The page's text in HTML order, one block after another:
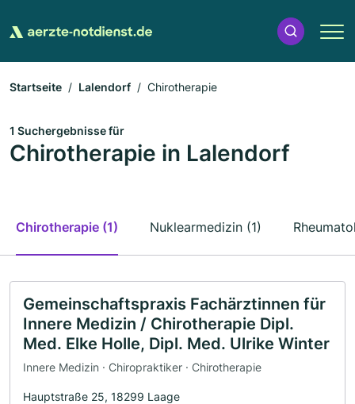
Startseite Lalendorf Chirotherapie
1 Suchergebnisse für
Chirotherapie in Lalendorf
Chirotherapie (1) Nuklearmedizin (1)
Gemeinschaftspraxis Fachärztinnen für
Innere Medizin / Chirotherapie Dipl.
Med. Elke Holle, Dipl. Med. Ulrike Winter
Innere Medizin · Chiropraktiker · Chirotherapie
Hauptstraße 25, 18299 Laage